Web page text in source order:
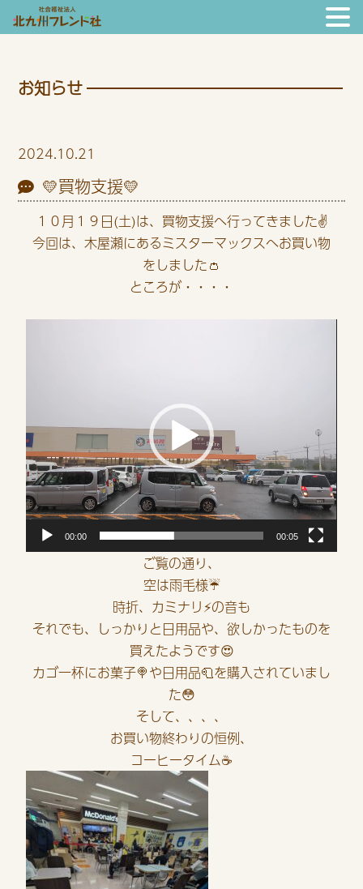
お知らせ
2024.10.21
💛買物支援💛
１０月１９日(土)は、買物支援へ行ってきました✌️
今回は、木屋瀬にあるミスターマックスへお買い物
をしました👛
ところが・・・・
ヤ
ー
00:00 00:05
ご覧の通り、
空は雨毛様☔
時折、カミナリ⚡の音も
それでも、しっかりと日用品や、欲しかったものを
買えたようです😍
カゴ一杯にお菓子🍭や日用品🧻を購入されていまし
た😳
そして、、、、
お買い物終わりの恒例、
コーヒータイム☕️